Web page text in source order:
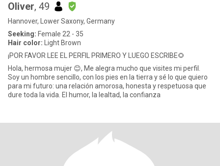
Oliver, 49
Hannover, Lower Saxony, Germany
Seeking: Female 22 - 35
Hair color: Light Brown
¡POR FAVOR LEE EL PERFIL PRIMERO Y LUEGO ESCRIBE🌻
Hola, hermosa mujer 😊, Me alegra mucho que visites mi perfil.
Soy un hombre sencillo, con los pies en la tierra y sé lo que quiero
para mi futuro: una relación amorosa, honesta y respetuosa que
dure toda la vida. El humor, la lealtad, la confianza